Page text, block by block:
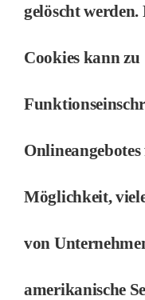
gelöscht werden.
Cookies kann zu
Möglichkeit,
von
amerikanische